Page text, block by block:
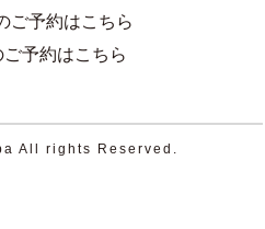
ご予約はこちら
予約はこちら
All rights Reserved.